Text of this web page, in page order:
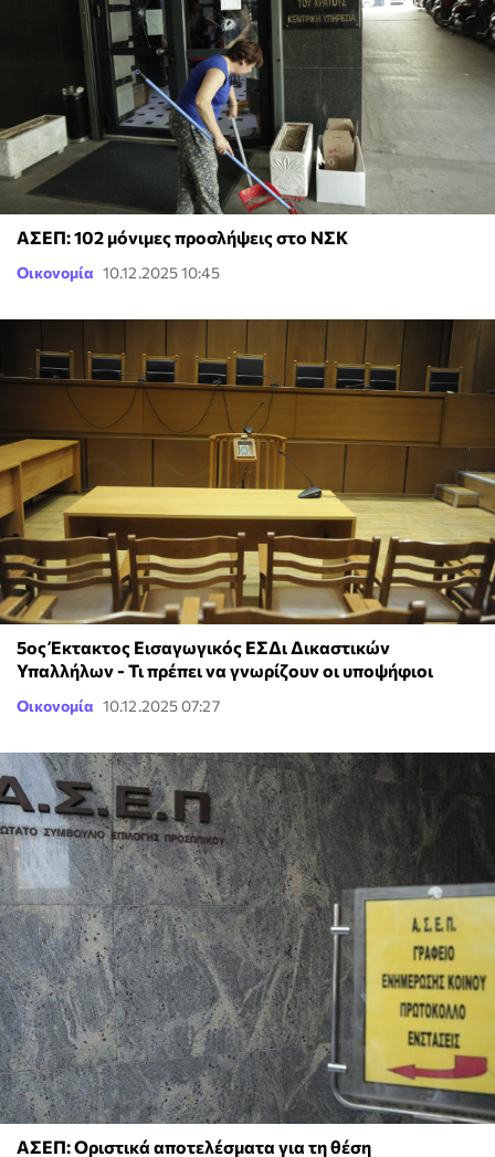
ΑΣΕΠ: 102 μόνιμες προσλήψεις στο ΝΣΚ
Οικονομία 10.12.2025 10:45
5ος Έκτακτος Εισαγωγικός ΕΣΔι Δικαστικών
Υπαλλήλων - Τι πρέπει να γνωρίζουν οι υποψήφιοι
Οικονομία 10.12.2025 07:27
ΑΣΕΠ: Οριστικά αποτελέσματα για τη θέση